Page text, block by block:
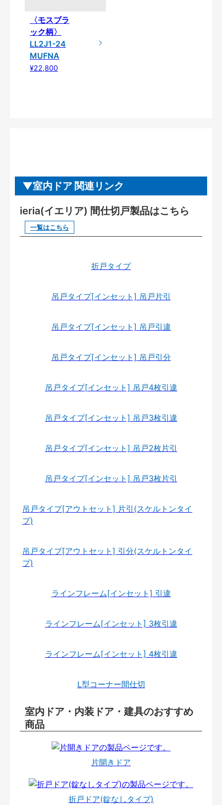
〈モスブラ
ック柄〉
LL2J1-24
MUFNA
¥22,800
室内ドア 関連リンク
ieria(イエリア) 間仕切戸製品はこちら
一覧はこちら
折戸タイプ
吊戸タイプ[インセット] 吊戸片引
吊戸タイプ[インセット] 吊戸引違
吊戸タイプ[インセット] 吊戸引分
吊戸タイプ[インセット] 吊戸4枚引違
吊戸タイプ[インセット] 吊戸3枚引違
吊戸タイプ[インセット] 吊戸2枚片引
吊戸タイプ[インセット] 吊戸3枚片引
吊戸タイプ[アウトセット] 片引(スケルトンタイ
プ)
吊戸タイプ[アウトセット] 引分(スケルトンタイ
プ)
ラインフレーム[インセット] 引違
ラインフレーム[インセット] 3枚引違
ラインフレーム[インセット] 4枚引違
L型コーナー間仕切
室内ドア・内装ドア・建具のおすすめ
商品
片開きドア
折戸ドア(錠なしタイプ)